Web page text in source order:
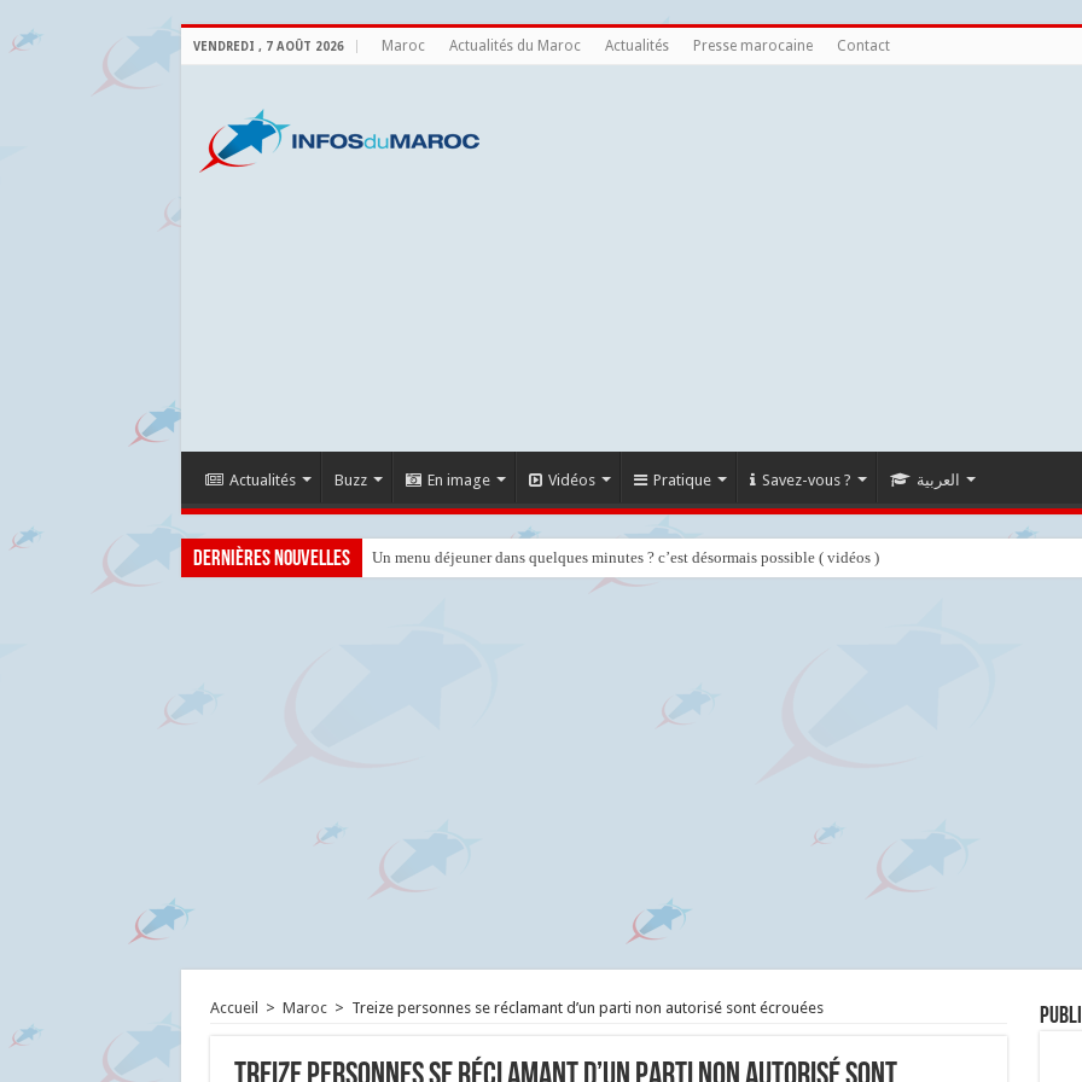
VENDREDI , 7 AOÛT 2026 Maroc Actualités du Maroc Actualités Presse marocaine Contact
Actualités Buzz En image Vidéos Pratique Savez-vous ? العربية
Dernières nouvelles Un menu déjeuner dans quelques minutes ? c’est désormais possible ( vidéos )
Accueil > Maroc > Treize personnes se réclamant d’un parti non autorisé sont écrouées